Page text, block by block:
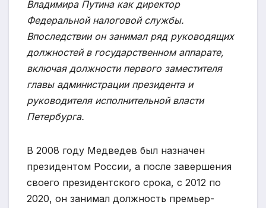
Владимира Путина как директор
Федеральной налоговой службы.
Впоследствии он занимал ряд руководящих
должностей в государственном аппарате,
включая должности первого заместителя
главы администрации президента и
руководителя исполнительной власти
Петербурга.
В 2008 году Медведев был назначен
президентом России, а после завершения
своего президентского срока, с 2012 по
2020, он занимал должность премьер-